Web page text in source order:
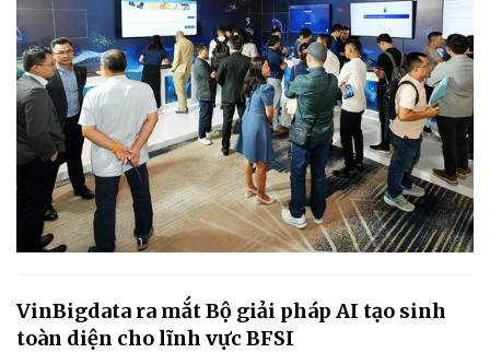
VinBigdata ra mắt Bộ giải pháp AI tạo sinh
toàn diện cho lĩnh vực BFSI